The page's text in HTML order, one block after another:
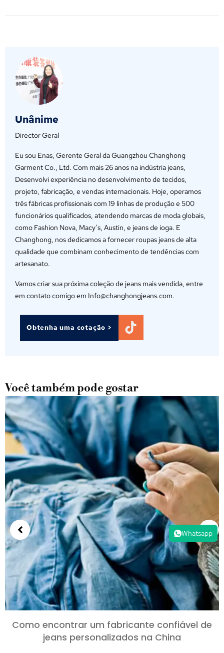
Unânime
Director Geral
Eu sou Enas, Gerente Geral da Guangzhou Changhong
Garment Co., Ltd. Com mais 26 anos na indústria jeans,
Desenvolvi experiência no desenvolvimento de tecidos,
projeto, fabricação, e vendas internacionais. Hoje, operamos
três fábricas profissionais com 19 linhas de produção e 500
funcionários qualificados, atendendo marcas de moda globais,
como Fashion Nova, Macy’s, Austin, e jeans de ioga. E
Changhong, nos dedicamos a fornecer roupas jeans de alta
qualidade que combinam conhecimento de tendências com
artesanato.
Vamos criar sua próxima coleção de jeans mais vendida, entre
em contato comigo em Info@changhongjeans.com.
Obtenha uma cotação >
Você também pode gostar
Como encontrar um fabricante confiável de
jeans personalizados na China
Whatsapp